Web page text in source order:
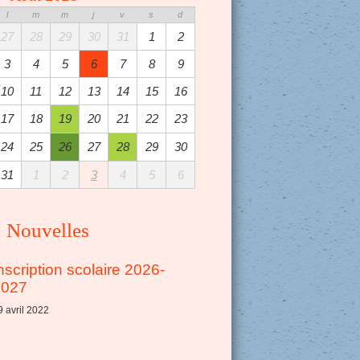
l m m j v s d
27 28 29 30 31 1
2
3
4 5 6 7 8
9
10
11 12 13 14 15
16
17
18 19 20 21 22 23
24 25 26 27 28 29 30
31 1 2 3 4 5 6
Nouvelles
scolaire 2026-
avril 2022